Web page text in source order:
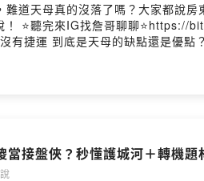
難道天母真的沒落了嗎？大家都說
bit.ly/3pjItT8 ｜本集重點｜ ✔ NET、家樂福接連撤出！天母街邊店爆空置潮
天母的缺點還是優點？ ✔ 天龍國中的天龍國！誰在撐
影音版 https://bit.ly/3hsSI5o ⭐每
當接盤俠？秒懂護城河＋轉機